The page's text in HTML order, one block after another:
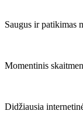
Saugus ir patikimas
Momentinis
Didžiausia